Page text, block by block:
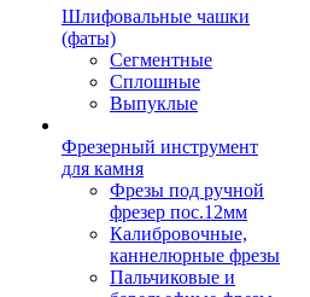
Шлифовальные чашки
(фаты)
Сегментные
Сплошные
Выпуклые
Фрезерный инструмент
для камня
Фрезы под ручной
фрезер пос.12мм
Калибровочные,
каннелюрные фрезы
Пальчиковые и